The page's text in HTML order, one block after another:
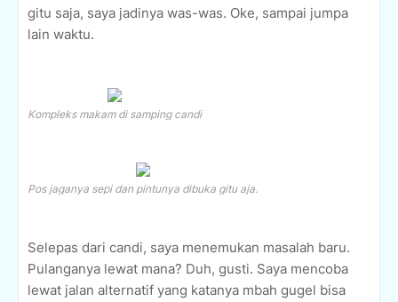
gitu saja, saya jadinya was-was. Oke, sampai jumpa
lain waktu.
Kompleks makam di samping candi
Pos jaganya sepi dan pintunya dibuka gitu aja.
Selepas dari candi, saya menemukan masalah baru.
Pulanganya lewat mana? Duh, gusti. Saya mencoba
lewat jalan alternatif yang katanya mbah gugel bisa